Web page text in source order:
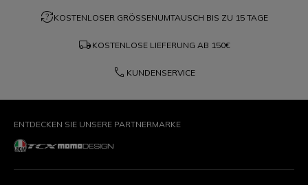
question_exchangeKOSTENLOSER GRÖSSENUMTAUSCH BIS ZU 15 TAGE
local_shipping KOSTENLOSE LIEFERUNG AB 150€
phone KUNDENSERVICE
ENTDECKEN SIE UNSERE PARTNERMARKE